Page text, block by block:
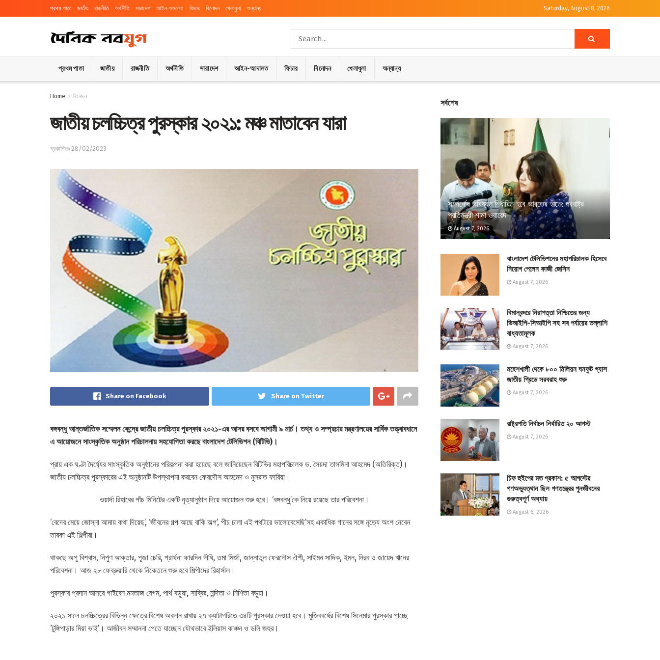
প্রথম পাতা জাতীয় রাজনীতি অর্থনীতি সারাদেশ আইন-আদালত ফিচার বিনোদন খেলাধুলা অন্যান্য Saturday, August 8, 2026
প্রথম পাতা জাতীয় রাজনীতি অর্থনীতি সারাদেশ আইন-আদালত ফিচার বিনোদন খেলাধুলা অন্যান্য
Home বিনোদন
জাতীয় চলচ্চিত্র পুরস্কার ২০২১: মঞ্চ মাতাবেন যারা
প্রকাশিতঃ 28/02/2023
Share on Facebook Share on Twitter
বঙ্গবন্ধু আন্তর্জাতিক সম্মেলন কেন্দ্রে জাতীয় চলচ্চিত্র পুরস্কার ২০২১-এর আসর বসবে আগামী ৯ মার্চ। তথ্য ও সম্প্রচার মন্ত্রণালয়ের সার্বিক তত্ত্বাবধানে
এ আয়োজনে সাংস্কৃতিক অনুষ্ঠান পরিচালনায় সহযোগিতা করছে বাংলাদেশ টেলিভিশন (বিটিভি)।
প্রায় এক ঘণ্টা দৈর্ঘ্যের সাংস্কৃতিক অনুষ্ঠানের পরিকল্পনা করা হয়েছে বলে জানিয়েছেন বিটিভির মহাপরিচালক ড. সৈয়দা তাসমিনা আহমেদ (অতিরিক্ত)।
জাতীয় চলচ্চিত্র পুরস্কারের এই অনুষ্ঠানটি উপস্থাপনা করবেন ফেরদৌস আহমেদ ও নুসরাত ফারিয়া।
ওয়ার্দা রিহাবের পাঁচ মিনিটের একটি নৃত্যানুষ্ঠান দিয়ে আয়োজন শুরু হবে। ‘বঙ্গবন্ধু’কে নিয়ে রয়েছে তার পরিবেশনা।
‘বেদের মেয়ে জোস্‌না আমায় কথা দিয়েছ’, ‘জীবনের গল্প আছে বাকি অল্প’, পীচ ঢালা এই পথটারে ভালোবেসেছি’সহ একাধিক গানের সঙ্গে নৃত্যে অংশ নেবেন
তারকা এই শিল্পীরা।
থাকছে অপু বিশ্বাস, নিপুণ আক্তার, পূজা চেরি, প্রার্থনা ফারদিন দীঘি, তমা মির্জা, জান্নাতুল ফেরদৌস ঐশী, সাইমন সাদিক, ইমন, নিরব ও জায়েদ খানের
পরিবেশনা। আজ ২৮ ফেব্রুয়ারি থেকে নিকেতনে শুরু হবে শিল্পীদের রিহার্সাল।
পুরস্কার প্রদান আসরে গাইবেন মমতাজ বেগম, পার্থ বড়ূয়া, সাব্বির, নন্দিতা ও নিশিতা বড়ূয়া।
২০২১ সালে চলচ্চিত্রের বিভিন্ন ক্ষেত্রে বিশেষ অবদান রাখায় ২৭ ক্যাটাগরিতে ৩৪টি পুরস্কার দেওয়া হবে। মুজিববর্ষের বিশেষ সিনেমার পুরস্কার পাচ্ছে
‘টুঙ্গিপাড়ার মিয়া ভাই’। আজীবন সম্মাননা পেতে যাচ্ছেন যৌথভাবে ইলিয়াস কাঞ্চন ও ডলি জহুর।
সর্বশেষ
সম্পর্কের ভবিষ্যত নির্ধারিত হবে ভারতের হাতে: পররাষ্ট্র
প্রতিমন্ত্রী শামা ওবায়েদ
August 7, 2026
বাংলাদেশ টেলিভিশনের মহাপরিচালক হিসেবে
নিয়োগ পেলেন কাজী জেসিন
August 7, 2026
বিমানবন্দরে নিরাপত্তা নিশ্চিতের জন্য
ভিআইপি-সিআইপি সহ সব পর্যায়ের তল্লাশি
বাধ্যতামূলক
August 7, 2026
মহেশখালী থেকে ৮০০ মিলিয়ন ঘনফুট গ্যাস
জাতীয় গ্রিডে সরবরাহ শুরু
August 7, 2026
রাষ্ট্রপতি নির্বাচন নির্ধারিত ২০ আগস্ট
August 7, 2026
চিফ হুইপের মত প্রকাশ: ৫ আগস্টের
গণঅভ্যুত্থান ছিল গণতন্ত্রের পুনর্জীবনের
গুরুত্বপূর্ণ অধ্যায়
August 6, 2026